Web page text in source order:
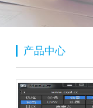
产品中心